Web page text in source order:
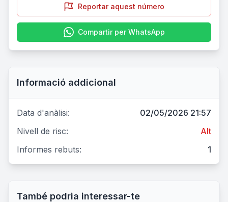
Reportar aquest número
Compartir per WhatsApp
Informació addicional
Data d'anàlisi:
02/05/2026 21:57
Nivell de risc:
Alt
Informes rebuts:
1
També podria interessar-te